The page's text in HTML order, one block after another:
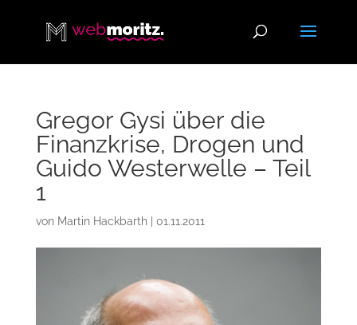
Gregor Gysi über die
Finanzkrise, Drogen und
Guido Westerwelle – Teil
1
von Martin Hackbarth| 01.11.2011